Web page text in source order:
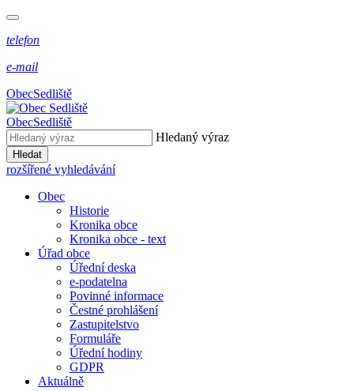
telefon
e-mail
ObecSedliště
ObecSedliště
Hledaný výraz
Hledat
rozšířené vyhledávání
Obec
Historie
Kronika obce
Kronika obce - text
Úřad obce
Úřední deska
e-podatelna
Povinné informace
Čestné prohlášení
Zastupitelstvo
Formuláře
Úřední hodiny
GDPR
Aktuálně